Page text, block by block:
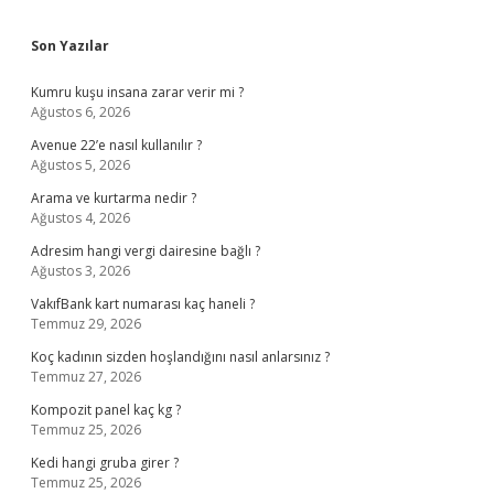
Sidebar
Son Yazılar
Kumru kuşu insana zarar verir mi ?
Ağustos 6, 2026
Avenue 22’e nasıl kullanılır ?
Ağustos 5, 2026
Arama ve kurtarma nedir ?
Ağustos 4, 2026
Adresim hangi vergi dairesine bağlı ?
Ağustos 3, 2026
VakıfBank kart numarası kaç haneli ?
Temmuz 29, 2026
Koç kadının sizden hoşlandığını nasıl anlarsınız ?
Temmuz 27, 2026
Kompozit panel kaç kg ?
Temmuz 25, 2026
Kedi hangi gruba girer ?
Temmuz 25, 2026